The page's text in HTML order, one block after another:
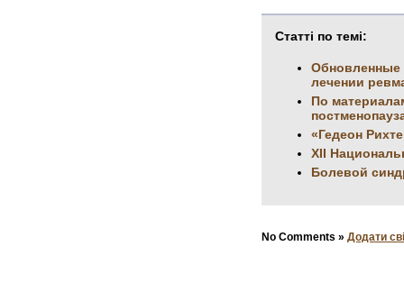
Статті по темі:
Обновленные
лечении
По
«Гедеон
XII
Болевой
No Comments » Додати